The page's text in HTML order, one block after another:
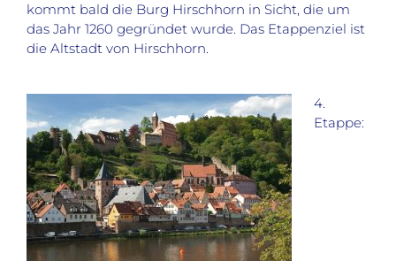
kommt bald die Burg Hirschhorn in Sicht, die um
das Jahr 1260 gegründet wurde. Das Etappenziel ist
die Altstadt von Hirschhorn.
4.
Etappe: